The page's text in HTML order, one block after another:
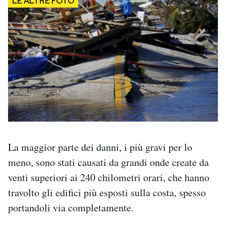
La maggior parte dei danni, i più gravi per lo
meno, sono stati causati da grandi onde create da
venti superiori ai 240 chilometri orari, che hanno
travolto gli edifici più esposti sulla costa, spesso
portandoli via completamente.